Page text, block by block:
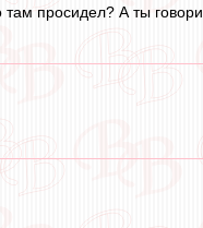
просидел? А ты